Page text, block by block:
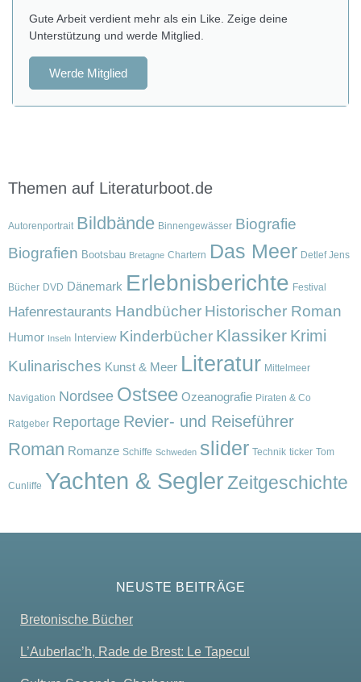
Gute Arbeit verdient mehr als ein Like. Zeige deine
Unterstützung und werde Mitglied.
Werde Mitglied
Themen auf Literaturboot.de
Autorenportrait Bildbände Binnengewässer Biografie
Biografien Bootsbau Bretagne Chartern Das Meer Detlef Jens
Bücher DVD Dänemark Erlebnisberichte Festival
Hafenrestaurants Handbücher Historischer Roman
Humor Inseln Interview Kinderbücher Klassiker Krimi
Kulinarisches Kunst & Meer Literatur Mittelmeer
Navigation Nordsee Ostsee Ozeanografie Piraten & Co
Ratgeber Reportage Revier- und Reiseführer
Roman Romanze Schiffe Schweden slider Technik ticker Tom
Cunliffe Yachten & SeglerZeitgeschichte
NEUSTE BEITRÄGE
Bretonische Bücher
L’Auberlac’h, Rade de Brest: Le Tapecul